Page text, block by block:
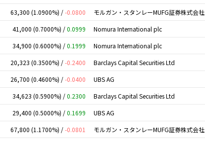
63,300 (1.0900%) /-0.0800 モルガン・スタンレーMUFG証券株式会社
41,000 (0.7000%) /0.0999 Nomura International plc
34,900 (0.6000%) /0.1999 Nomura International plc
20,323 (0.3500%) /-0.2400 Barclays Capital Securities Ltd
26,700 (0.4600%) /-0.0400 UBS AG
34,623 (0.5900%) /0.2300 Barclays Capital Securities Ltd
29,400 (0.5000%) /0.1699 UBS AG
67,800 (1.1700%) /-0.0801 モルガン・スタンレーMUFG証券株式会社